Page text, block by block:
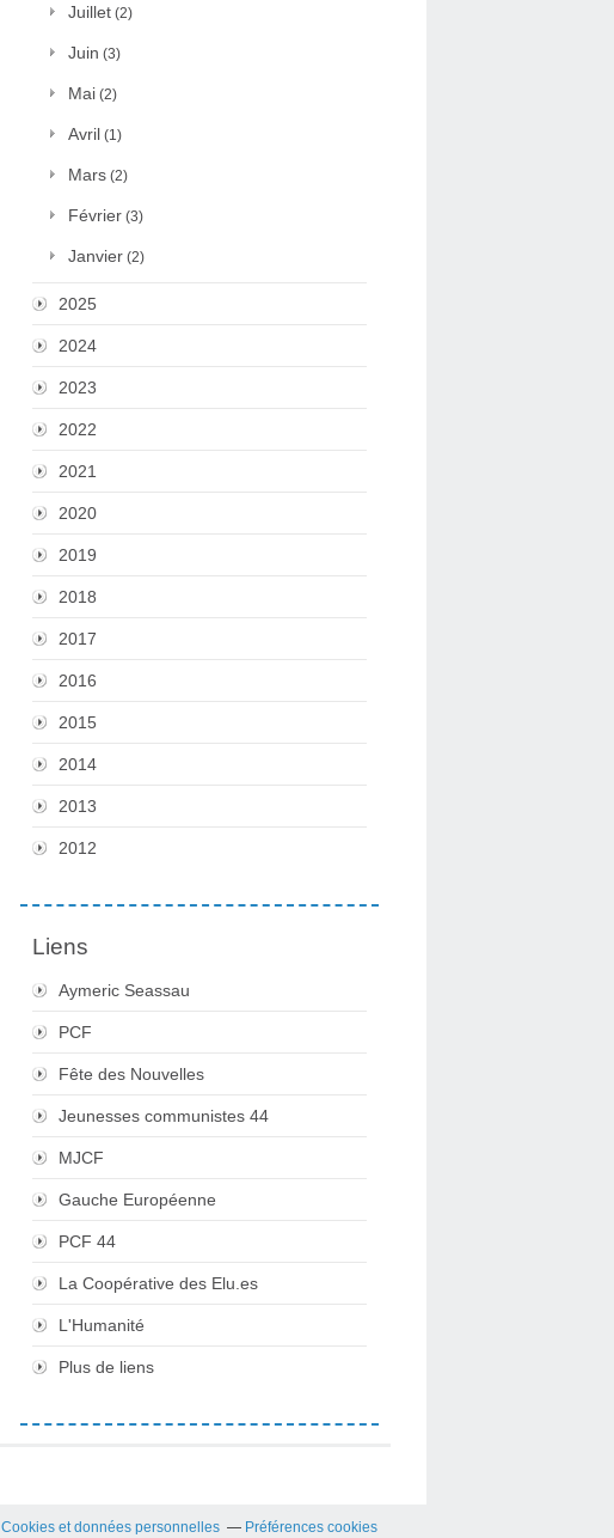
Juillet (2)
Juin (3)
Mai (2)
Avril (1)
Mars (2)
Février (3)
Janvier (2)
2025
2024
2023
2022
2021
2020
2019
2018
2017
2016
2015
2014
2013
2012
Liens
Aymeric Seassau
PCF
Fête des Nouvelles
Jeunesses communistes 44
MJCF
Gauche Européenne
PCF 44
La Coopérative des Elu.es
L'Humanité
Plus de liens
Cookies et données personnelles Préférences cookies